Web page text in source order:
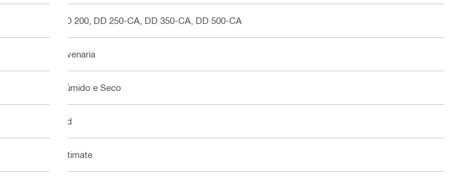
DD 200, DD 250-CA, DD 350-CA, DD 500-CA
Alvenaria
Húmido e Seco
n/d
Ultimate